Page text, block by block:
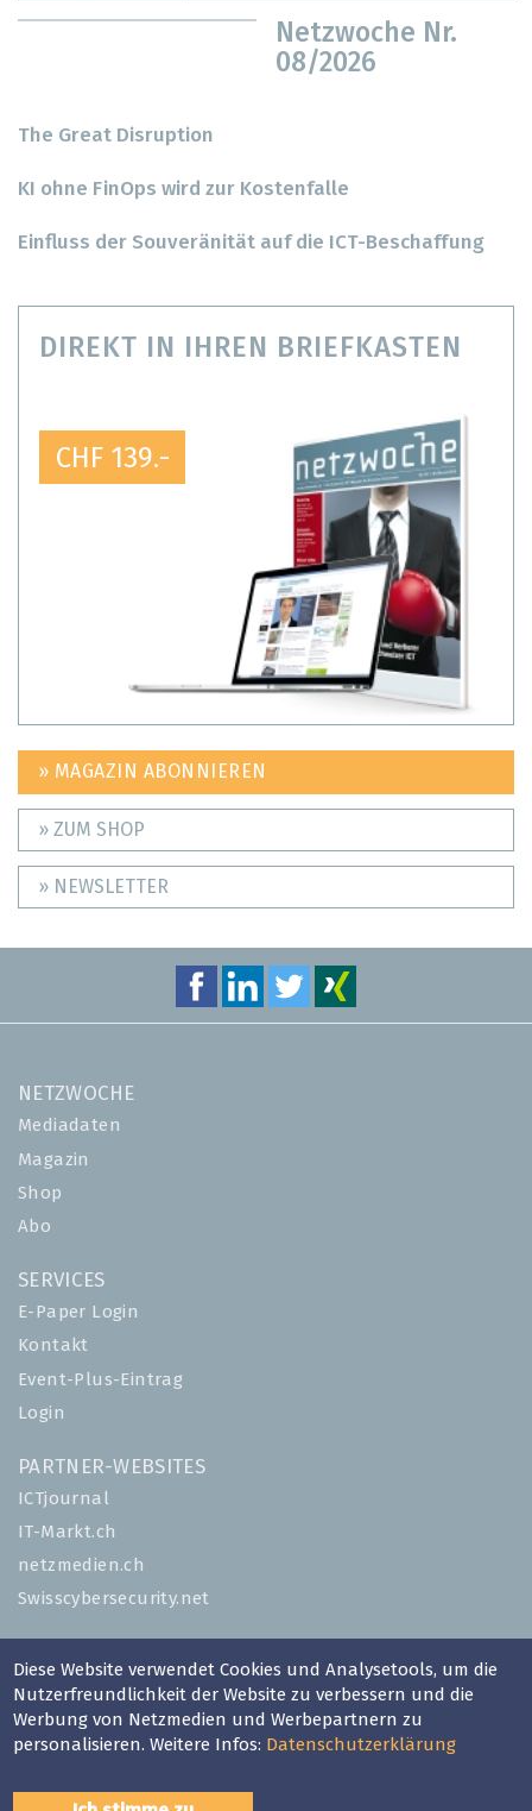
Netzwoche Nr.
08/2026
The Great Disruption
KI ohne FinOps wird zur Kostenfalle
Einfluss der Souveränität auf die ICT-Beschaffung
DIREKT IN IHREN BRIEFKASTEN
CHF 139.-
» MAGAZIN ABONNIEREN
» ZUM SHOP
» NEWSLETTER
NETZWOCHE
Mediadaten
Magazin
Shop
Abo
SERVICES
E-Paper Login
Kontakt
Event-Plus-Eintrag
Login
PARTNER-WEBSITES
ICTjournal
IT-Markt.ch
netzmedien.ch
Swisscybersecurity.net
Impressum
AGB
Nutzungsbestimmungen
Diese Website verwendet Cookies und Analysetools, um die
Nutzerfreundlichkeit der Website zu verbessern und die
Werbung von Netzmedien und Werbepartnern zu
personalisieren. Weitere Infos: Datenschutzerklärung